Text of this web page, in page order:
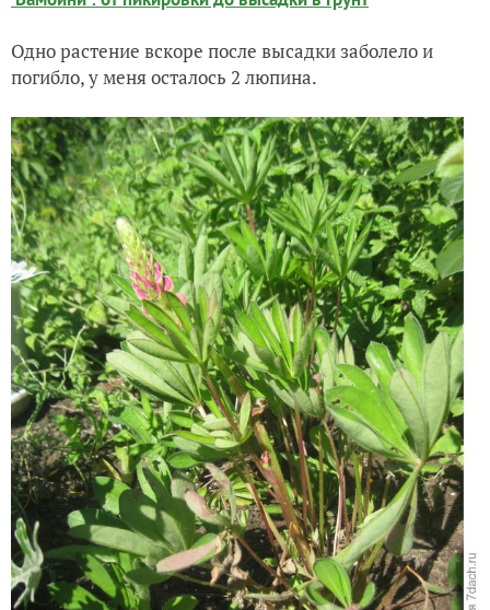
Одно растение вскоре после высадки заболело и
погибло, у меня осталось 2 люпина.